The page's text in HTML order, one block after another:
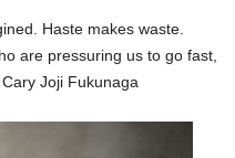
Haste makes waste.
are pressuring us to go fast,
Joji Fukunaga